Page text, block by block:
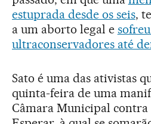
estuprada desde os seis,
a um aborto legal e
ultraconservadores até
Sato é uma das ativistas
quinta-feira de uma
Câmara Municipal contra